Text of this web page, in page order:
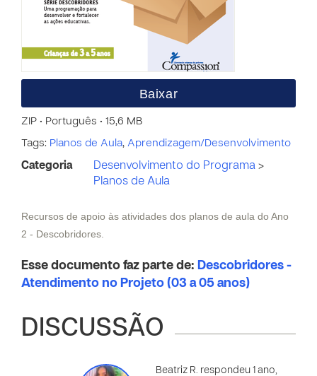
Baixar
ZIP • Português • 15,6 MB
Tags: Planos de Aula, Aprendizagem/Desenvolvimento
Categoria Desenvolvimento do Programa >
Planos de Aula
Recursos de apoio às atividades dos planos de aula do Ano
2 - Descobridores.
Esse documento faz parte de: Descobridores -
Atendimento no Projeto (03 a 05 anos)
DISCUSSÃO
Beatriz R. respondeu 1 ano,